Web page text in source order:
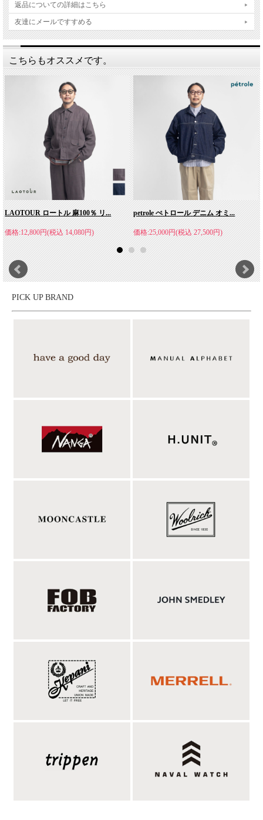
返品についての詳細はこちら
友達にメールですすめる
こちらもオススメです。
LAOTOUR ロートル 麻100％ リ...
価格:12,800円(税込 14,080円)
petrole ぺトロール デニム オミ...
価格:25,000円(税込 27,500円)
PICK UP BRAND